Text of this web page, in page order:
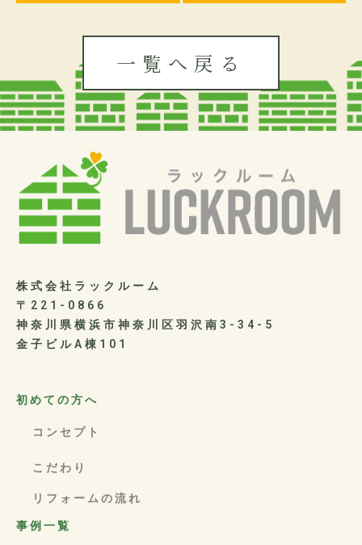
一覧へ戻る
株式会社ラックルーム
〒221-0866
神奈川県横浜市神奈川区羽沢南3-34-5
金子ビルA棟101
初めての方へ
コンセプト
こだわり
リフォームの流れ
事例一覧